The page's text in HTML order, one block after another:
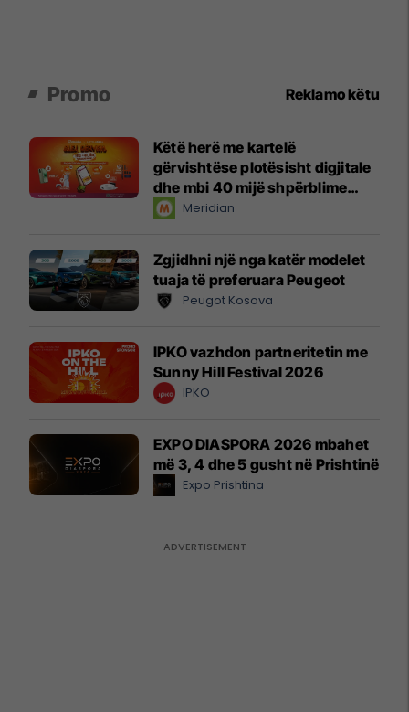
Promo Reklamo këtu
Këtë herë me kartelë
gërvishtëse plotësisht digjitale
dhe mbi 40 mijë shpërblime
instant!Meridian
Zgjidhni një nga katër modelet
tuaja të preferuara Peugeot
Peugot Kosova
IPKO vazhdon partneritetin me
Sunny Hill Festival 2026
IPKO
EXPO DIASPORA 2026 mbahet
më 3, 4 dhe 5 gusht në Prishtinë
Expo Prishtina